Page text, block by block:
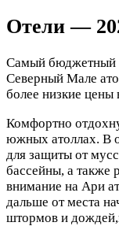
Отели —
Самый бюджетный
Северный Мале
более низкие цены
Комфортно
южных атоллах. В
для защиты от
бассейны, а также
внимание на Ари
дальше от места
штормов и